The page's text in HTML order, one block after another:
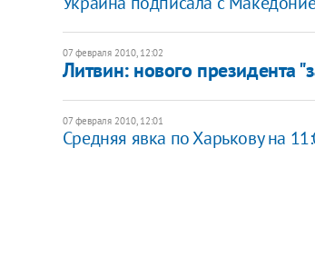
07 февраля 2010, 12:02
Литвин: нового президента
07 февраля 2010, 12:01
Средняя явка по Харькову на